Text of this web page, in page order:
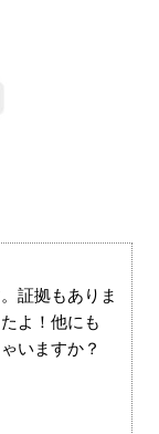
証拠もありま
よ！他にも
いますか？